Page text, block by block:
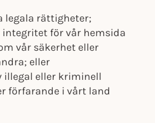
legala rättigheter;
integritet för vår hemsida
vår säkerhet eller
eller
illegal eller kriminell
förfarande i vårt land